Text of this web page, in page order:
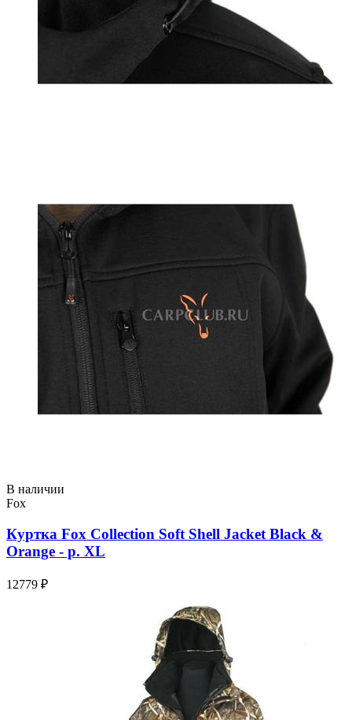
В наличии
Fox
Куртка Fox Collection Soft Shell Jacket Black &
Orange - р. XL
12779 ₽